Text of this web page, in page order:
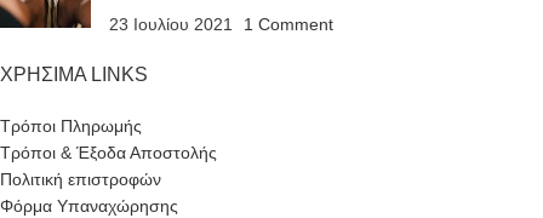
23 Ιουλίου 2021
1 Comment
ΧΡΗΣΙΜΑ LINKS
Τρόποι Πληρωμής
Τρόποι & Έξοδα Αποστολής
Πολιτική επιστροφών
Φόρμα Υπαναχώρησης